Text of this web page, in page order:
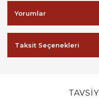
Yorumlar
Taksit Seçenekleri